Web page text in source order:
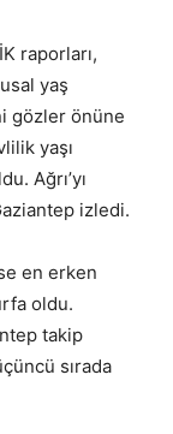
raporları,
yaş
gözler önüne
yaşı
Ağrı’yı
izledi.
en erken
oldu.
takip
sırada